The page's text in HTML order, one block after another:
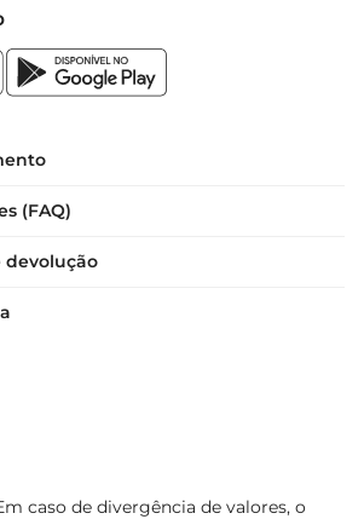
o armazenamento de alimentos,
ser utilizados em microondas ou
fora do alcance de crianças
do produto
(FAQ)
devolução
caso de divergência de valores, o